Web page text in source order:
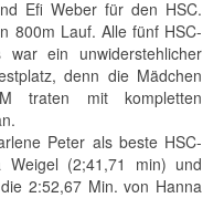
Efi Weber für den HSC.
800m Lauf. Alle fünf HSC-
ein unwiderstehlicher
denn die Mädchen
traten mit kompletten
Peter als beste HSC-
(2;41,71 min) und
2:52,67 Min. von Hanna